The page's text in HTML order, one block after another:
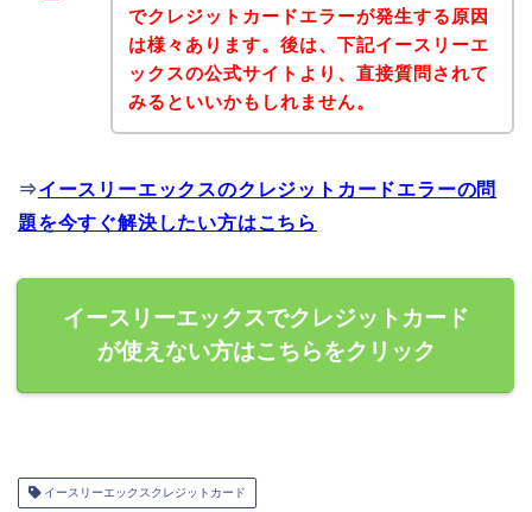
でクレジットカードエラーが発生する原因
は様々あります。後は、下記イースリーエ
ックスの公式サイトより、直接質問されて
みるといいかもしれません。
⇒イースリーエックスのクレジットカードエラーの問
題を今すぐ解決したい方はこちら
イースリーエックスでクレジットカード
が使えない方はこちらをクリック
イースリーエックスクレジットカード